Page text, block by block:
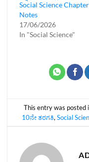
Social Science
Notes
17/06/2026
In "Social Science"
This entry was posted
10ನೇ ತರಗತಿ, Social